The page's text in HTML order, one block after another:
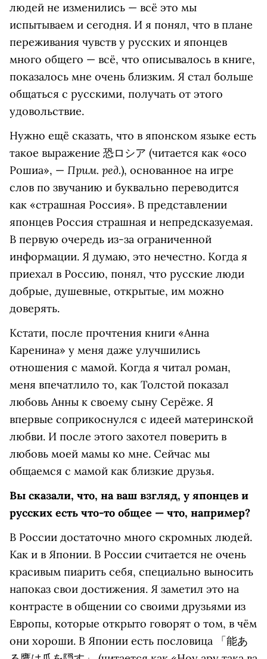
людей не изменились — всё это мы
испытываем и сегодня. И я понял, что в плане
переживания чувств у русских и японцев
много общего — всё, что описывалось в книге,
показалось мне очень близким. Я стал больше
общаться с русскими, получать от этого
удовольствие.
Нужно ещё сказать, что в японском языке есть
такое выражение 恐ロシア (читается как «осо
Рошиа», — Прим. ред.), основанное на игре
слов по звучанию и буквально переводится
как «страшная Россия». В представлении
японцев Россия страшная и непредсказуемая.
В первую очередь из-за ограниченной
информации. Я думаю, это нечестно. Когда я
приехал в Россию, понял, что русские люди
добрые, душевные, открытые, им можно
доверять.
Кстати, после прочтения книги «Анна
Каренина» у меня даже улучшились
отношения с мамой. Когда я читал роман,
меня впечатлило то, как Толстой показал
любовь Анны к своему сыну Серёже. Я
впервые соприкоснулся с идеей материнской
любви. И после этого захотел поверить в
любовь моей мамы ко мне. Сейчас мы
общаемся с мамой как близкие друзья.
Вы сказали, что, на ваш взгляд, у японцев и
русских есть что-то общее — что, например?
В России достаточно много скромных людей.
Как и в Японии. В России считается не очень
красивым пиарить себя, специально выносить
напоказ свои достижения. Я заметил это на
контрасте в общении со своими друзьями из
Европы, которые открыто говорят о том, в чём
они хороши. В Японии есть пословица 「能あ